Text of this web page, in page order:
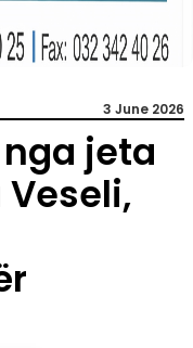
3 June 2026
jeta
Veseli,